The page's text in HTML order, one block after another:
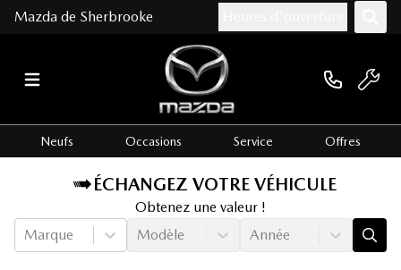
Mazda de Sherbrooke
Neufs Occasions Service Offres
ÉCHANGEZ VOTRE VÉHICULE
Obtenez une valeur !
Marque
Modèle Année